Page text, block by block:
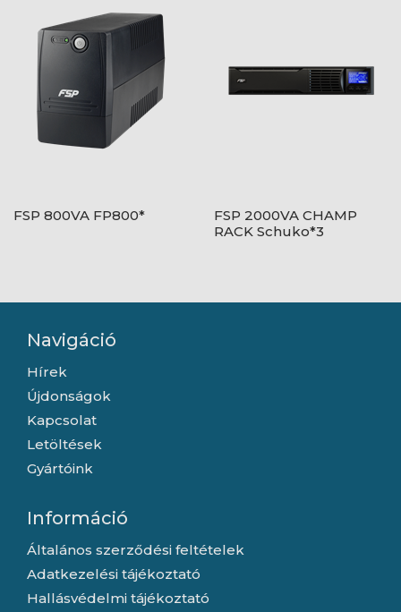
FSP 800VA FP800*
FSP 2000VA CHAMP
RACK Schuko*3
Navigáció
Hírek
Újdonságok
Kapcsolat
Letöltések
Gyártóink
Információ
Általános szerződési feltételek
Adatkezelési tájékoztató
Hallásvédelmi tájékoztató